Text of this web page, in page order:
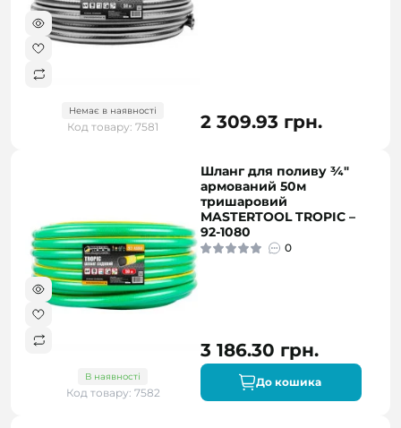
Немає в наявності
Код товару: 7581 2 309.93 грн.
В наявності
Код товару: 7582
Шланг для поливу ¾"
армований 50м
тришаровий
MASTERTOOL TROPIC –
92-1080
0
3 186.30 грн.
До кошика